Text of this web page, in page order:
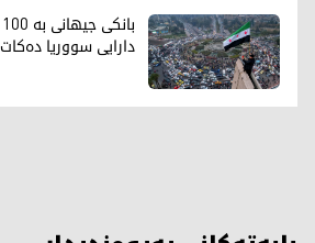
دارایی سووریا دەکات